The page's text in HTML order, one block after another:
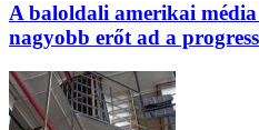
A baloldali amerikai
nagyobb erőt ad a